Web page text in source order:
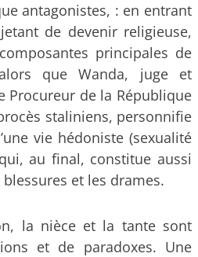
antagonistes, : en entrant
de devenir religieuse,
principales de
que Wanda, juge et
Procureur de la République
staliniens, personnifie
vie hédoniste (sexualité
au final, constitue aussi
et les drames.
la nièce et la tante sont
et de paradoxes. Une